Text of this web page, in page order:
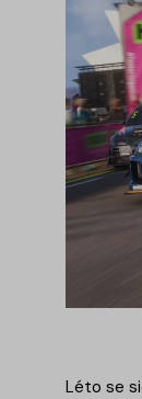
Léto se